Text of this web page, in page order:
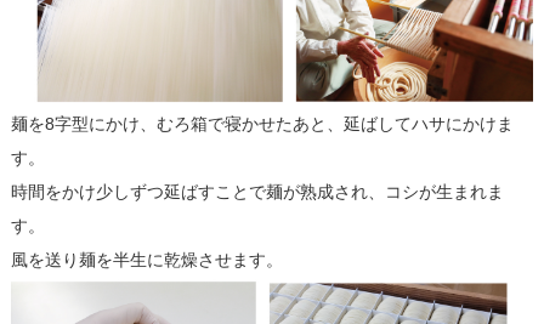
麺を8字型にかけ、むろ箱で寝かせたあと、延ばしてハサにかけま
す。
時間をかけ少しずつ延ばすことで麺が熟成され、コシが生まれま
す。
風を送り麺を半生に乾燥させます。